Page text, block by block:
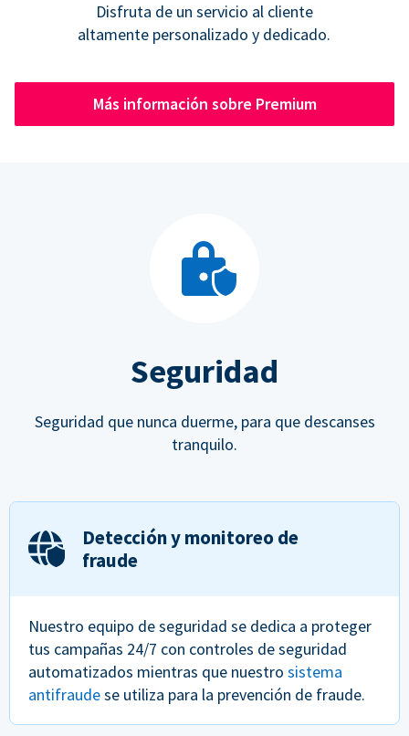
Disfruta de un servicio al cliente
altamente personalizado y dedicado.
Más información sobre Premium
Seguridad
Seguridad que nunca duerme, para que descanses
tranquilo.
Detección y monitoreo de
fraude
Nuestro equipo de seguridad se dedica a proteger
tus campañas 24/7 con controles de seguridad
automatizados mientras que nuestro sistema
antifraudese utiliza para la prevención de fraude.